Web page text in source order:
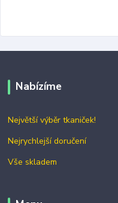
Nabízíme
Největší výběr tkaniček!
Nejrychlejší doručení
Vše skladem